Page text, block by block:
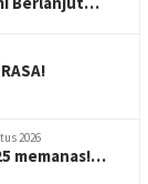
2026
memanas!…